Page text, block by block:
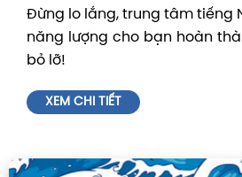
Đừng lo lắng, trung tâm tiếng
năng lượng cho bạn hoàn
bỏ lỡ!
XEM CHI TIẾT